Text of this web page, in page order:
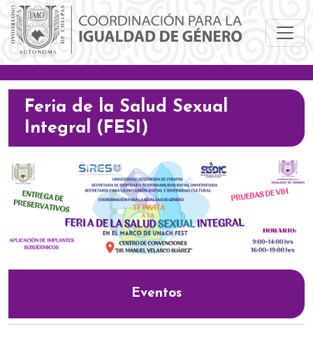
Pasar al contenido principal
Feria de la Salud Sexual
Integral (FESI)
Eventos